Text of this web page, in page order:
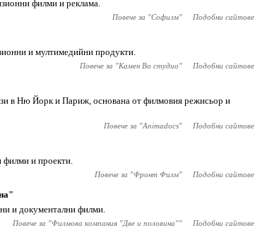
филми и реклама.
Повече за "Софилм" Подобни сайтове
и мултимедийни продукти.
Повече за "Камен Во студио" Подобни сайтове
в Ню Йорк и Париж, основана от филмовия режисьор и
Повече за "Animadocs" Подобни сайтове
филми и проекти.
Повече за "Фронт Филм" Подобни сайтове
и документални филми.
Повече за "Филмова компания "Две и половина"" Подобни сайтове